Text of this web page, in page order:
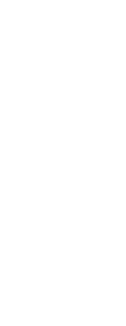
常不利的，像纺织物，一
衣物出现线头断裂的情况，
如安装雾化喷嘴，在工厂加
这样就能在一定程度上对加
试剂，还有很多的化学容
产生危险的，一旦有一点火
的事故。小流量精细雾化喷
过雾化喷嘴对实验室的环境
空气湿度，空气湿度一上
没有了静电的危害，实验室
嘴在物品保存中使用的好
器件加湿领域详解，小编
业加湿中，如蘑菇菌类的种
量精细雾化喷嘴的。
方案报价